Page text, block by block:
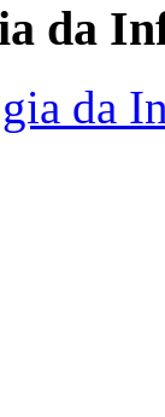
da
da